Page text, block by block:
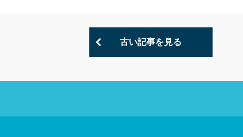
古い記事を見る